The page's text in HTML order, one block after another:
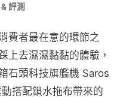
評測
費者最在意的環節之
上去濕濕黏黏的體驗，
石頭科技旗艦機 Saros
搭配鎖水拖布帶來的